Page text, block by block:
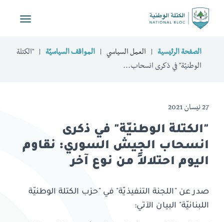
Toggle
الصفحة الرئيسية العمل السياسي المواقف السياسيّة
"الكتلة
الوطنيّة" في ذكرى انسحاب...
27 نيسان 2021
"الكتلة الوطنيّة" في ذكرى
انسحاب الجيش السوري: نقاوم
اليوم احتلالاً من نوع آخر
صدر عن "اللجنة التنفيذيّة" في "حزب الكتلة الوطنيّة
اللبنانيّة" البيان الآتي: